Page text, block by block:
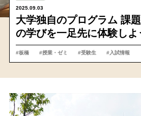
2025.09.03
大学独自のプログラム 課
の学びを一足先に体験しよ
#板橋 #授業・ゼミ #受験生 #入試情報